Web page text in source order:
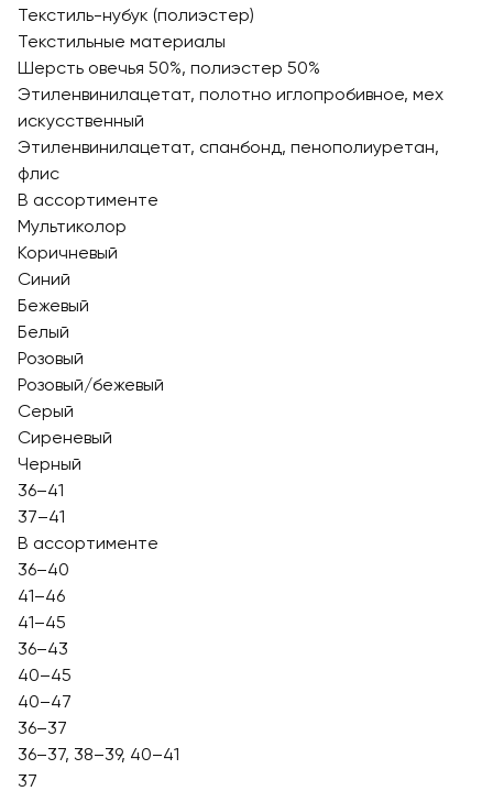
Текстиль-нубук (полиэстер)
Текстильные материалы
Шерсть овечья 50%, полиэстер 50%
Этиленвинилацетат, полотно иглопробивное, мех
искусственный
Этиленвинилацетат, спанбонд, пенополиуретан,
флис
В ассортименте
Мультиколор
Коричневый
Синий
Бежевый
Белый
Розовый
Розовый/бежевый
Серый
Сиреневый
Черный
36–41
37–41
В ассортименте
36–40
41–46
41–45
36–43
40–45
40–47
36–37
36–37, 38–39, 40–41
37